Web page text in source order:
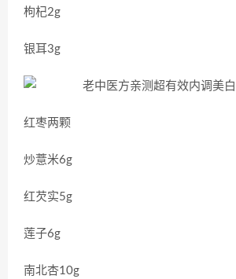
枸杞2g
银耳3g
红枣两颗
炒薏米6g
红芡实5g
莲子6g
南北杏10g